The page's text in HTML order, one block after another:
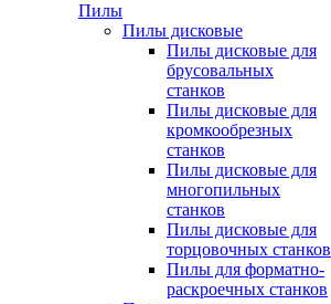
Пилы
Пилы дисковые
Пилы дисковые для
брусовальных
станков
Пилы дисковые для
кромкообрезных
станков
Пилы дисковые для
многопильных
станков
Пилы дисковые для
торцовочных станков
Пилы для форматно-
раскроечных станков